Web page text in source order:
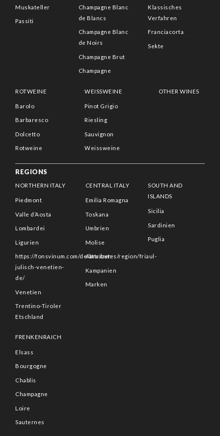
Muskateller
Passiti
Champagne Blanc
de Blancs
Champagne Blanc
de Noirs
Champagne Brut
Champagne
Klassisches
Verfahren
Franciacorta
Sekte
ROTWEINE
Barolo
Barbaresco
Dolcetto
Rotweine
WEISSWEINE
Pinot Grigio
Riesling
Sauvignon
Weissweine
OTHER WINES
REGIONS
NORTHERN ITALY
Piedmont
Valle d’Aosta
Lombardei
Ligurien
https://fonsvinum.com/de/attributes/region/friaul-
julisch-venetien-
de/
Venetien
Trentino-Tiroler
Etschland
CENTRAL ITALY
Emilia Romagna
Toskana
Umbrien
Molise
Abruzzen
Kampanien
Marken
SOUTH AND
ISLANDS
Sicilia
Sardinien
Puglia
FRENKENRAICH
Elsass
Bourgogne
Chablis
Champagne
Loire
Sauternes